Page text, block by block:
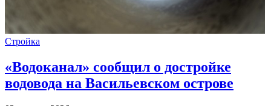
Стройка
«Водоканал» сообщил о достройке
водовода на Васильевском острове